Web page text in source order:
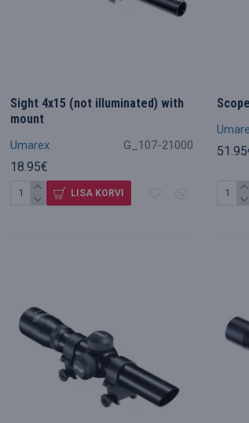
Umarex G_107-21000
Sight 4x15 (not illuminated) with
mount
18.95€
LISA KORVI